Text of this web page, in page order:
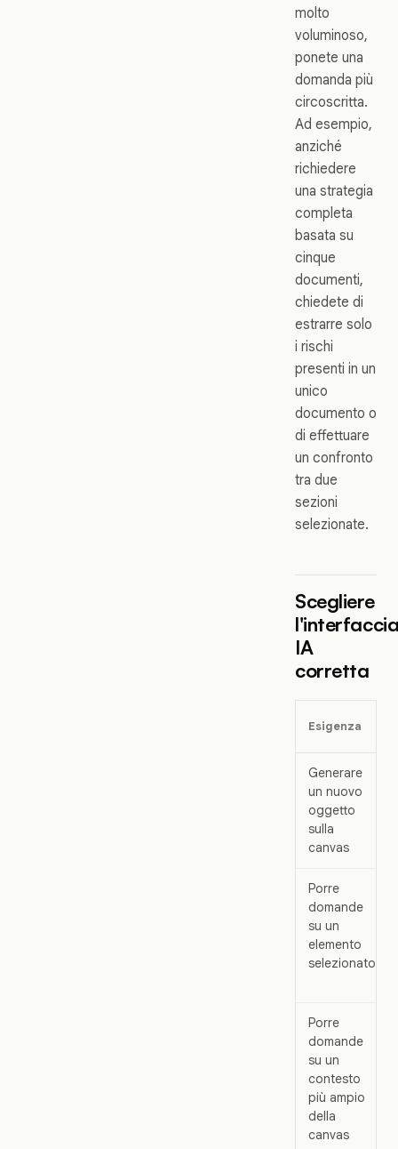
molto
voluminoso,
ponete una
domanda più
circoscritta.
Ad esempio,
anziché
richiedere
una strategia
completa
basata su
cinque
documenti,
chiedete di
estrarre solo
i rischi
presenti in un
unico
documento o
di effettuare
un confronto
tra due
sezioni
selezionate.
Scegliere
IA
corretta
Esigenza
Generare
un nuovo
oggetto
sulla
canvas
Porre
domande
su un
elemento
selezionato
Porre
domande
su un
contesto
più ampio
della
canvas